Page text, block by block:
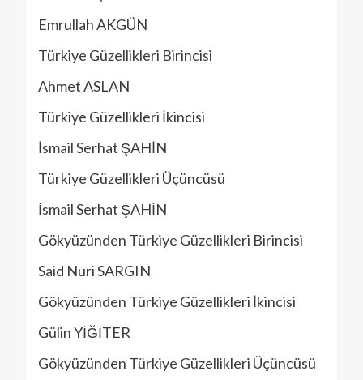
Emrullah AKGÜN
Türkiye Güzellikleri Birincisi
Ahmet ASLAN
Türkiye Güzellikleri İkincisi
İsmail Serhat ŞAHİN
Türkiye Güzellikleri Üçüncüsü
İsmail Serhat ŞAHİN
Gökyüzünden Türkiye Güzellikleri Birincisi
Said Nuri SARGIN
Gökyüzünden Türkiye Güzellikleri İkincisi
Gülin YİĞİTER
Gökyüzünden Türkiye Güzellikleri Üçüncüsü